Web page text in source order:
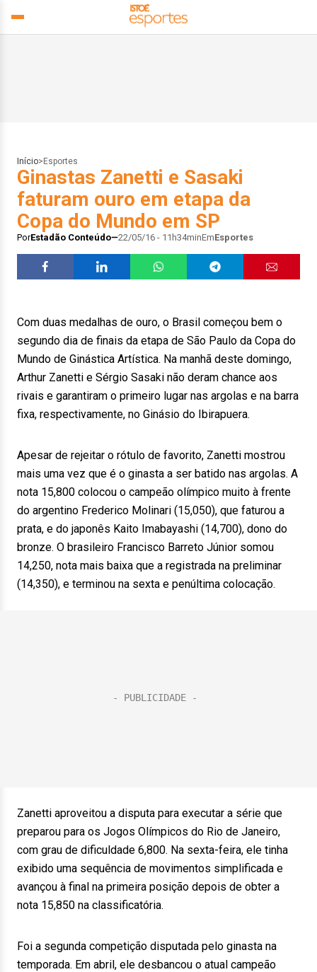
Início> Esportes
Ginastas Zanetti e Sasaki
faturam ouro em etapa da
Copa do Mundo em SP
PorEstadão Conteúdo 22/05/16 - 11h34minEmEsportes
Com duas medalhas de ouro, o Brasil começou bem o
segundo dia de finais da etapa de São Paulo da Copa do
Mundo de Ginástica Artística. Na manhã deste domingo,
Arthur Zanetti e Sérgio Sasaki não deram chance aos
rivais e garantiram o primeiro lugar nas argolas e na barra
fixa, respectivamente, no Ginásio do Ibirapuera.
Apesar de rejeitar o rótulo de favorito, Zanetti mostrou
mais uma vez que é o ginasta a ser batido nas argolas. A
nota 15,800 colocou o campeão olímpico muito à frente
do argentino Frederico Molinari (15,050), que faturou a
prata, e do japonês Kaito Imabayashi (14,700), dono do
bronze. O brasileiro Francisco Barreto Júnior somou
14,250, nota mais baixa que a registrada na preliminar
(14,350), e terminou na sexta e penúltima colocação.
Zanetti aproveitou a disputa para executar a série que
preparou para os Jogos Olímpicos do Rio de Janeiro,
com grau de dificuldade 6,800. Na sexta-feira, ele tinha
exibido uma sequência de movimentos simplificada e
avançou à final na primeira posição depois de obter a
nota 15,850 na classificatória.
Foi a segunda competição disputada pelo ginasta na
temporada. Em abril, ele desbancou o atual campeão